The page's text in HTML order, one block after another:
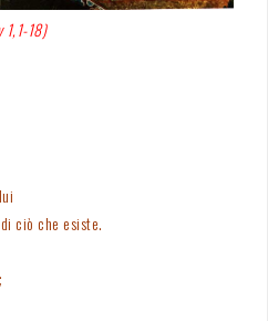
1,1-18)
ciò che esiste.